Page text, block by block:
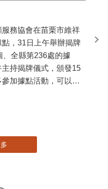
務協會在苗栗市維祥
，31日上午舉辦揭牌
全縣第236處的據
持揭牌儀式，頒發15
加據點活動，可以更